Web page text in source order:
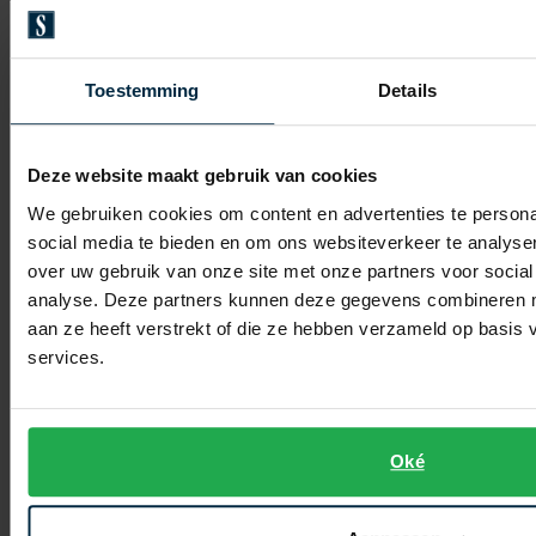
Toestemming Details
Deze website maakt gebruik van cookies
We gebruiken cookies om content en advertenties te
social media te bieden en om ons websiteverkeer te
over uw gebruik van onze site met onze partners voor
analyse. Deze partners kunnen deze gegevens combineren
aan ze heeft verstrekt of die ze hebben verzameld op basis
services.
Oké
Tresanti
stropdas beige stropdas ecru
Tresanti
Toevoegen aan favorieten
Tresanti